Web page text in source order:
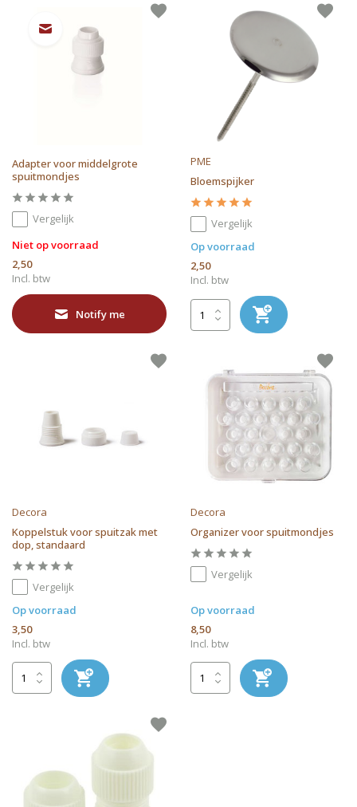
Adapter voor middelgrote
spuitmondjes
Vergelijk
Niet op voorraad
2,50
Incl. btw
Notify me
PME
Bloemspijker
Vergelijk
Op voorraad
2,50
Incl. btw
Decora
Koppelstuk voor spuitzak met
dop, standaard
Vergelijk
Op voorraad
3,50
Incl. btw
Decora
Organizer voor spuitmondjes
Vergelijk
Op voorraad
8,50
Incl. btw